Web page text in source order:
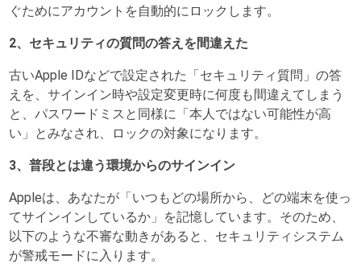
ぐためにアカウントを自動的にロックします。
2、セキュリティの質問の答えを間違えた
古いApple IDなどで設定された「セキュリティ質問」の答
えを、サインイン時や設定変更時に何度も間違えてしまう
と、パスワードミスと同様に「本人ではない可能性が高
い」とみなされ、ロックの対象になります。
3、普段とは違う環境からのサインイン
Appleは、あなたが「いつもどの場所から、どの端末を使っ
てサインインしているか」を記憶しています。そのため、
以下のような不審な動きがあると、セキュリティシステム
が警戒モードに入ります。